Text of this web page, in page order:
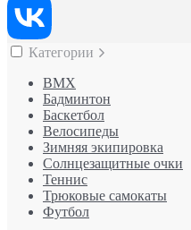
Категории
BMX
Бадминтон
Баскетбол
Велосипеды
Зимняя экипировка
Солнцезащитные очки
Теннис
Трюковые самокаты
Футбол